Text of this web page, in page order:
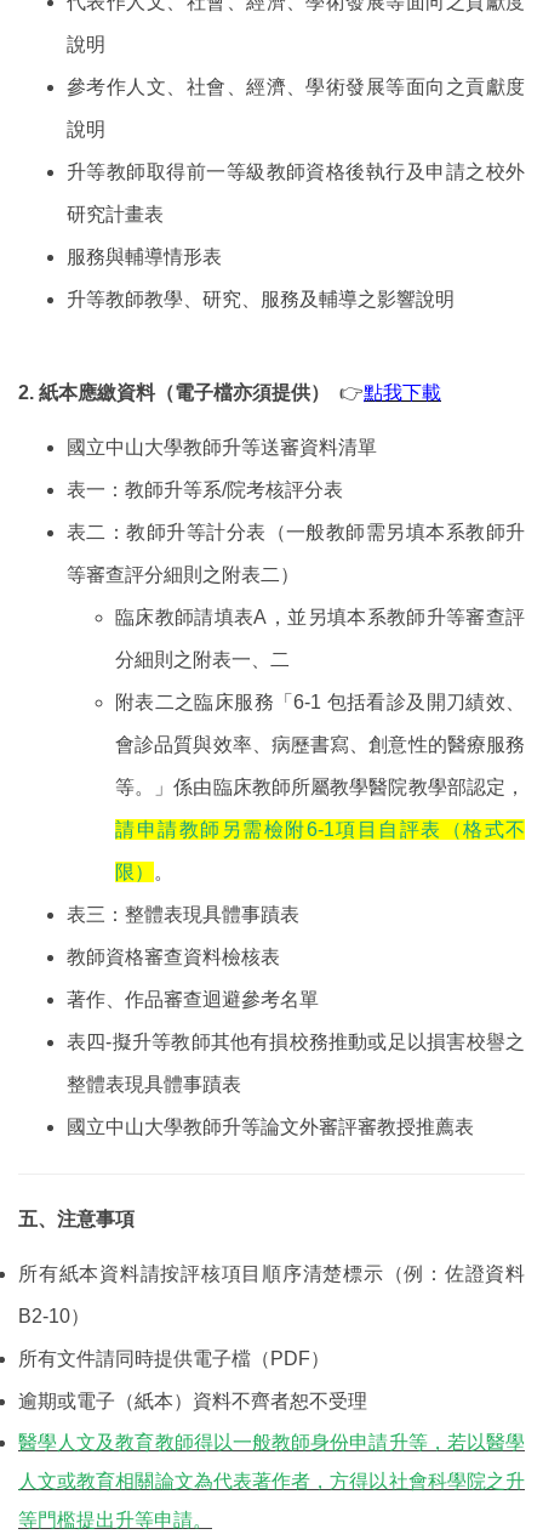
說明
參考作人文、社會、經濟、學術發展等面向之貢獻度
說明
升等教師取得前一等級教師資格後執行及申請之校外
研究計畫表
服務與輔導情形表
升等教師教學、研究、服務及輔導之影響說明
2. 紙本應繳資料（電子檔亦須提供） 👉點我下載
國立中山大學教師升等送審資料清單
表一：教師升等系/院考核評分表
表二：教師升等計分表（一般教師需另填本系教師升
等審查評分細則之附表二）
臨床教師請填表A，並另填本系教師升等審查評
分細則之附表一、二
附表二之臨床服務「6-1 包括看診及開刀績效、
會診品質與效率、病歷書寫、創意性的醫療服務
等。」係由臨床教師所屬教學醫院教學部認定，
請申請教師另需檢附6-1項目自評表（格式不
限） 。
表三：整體表現具體事蹟表
教師資格審查資料檢核表
著作、作品審查迴避參考名單
表四-擬升等教師其他有損校務推動或足以損害校譽之
整體表現具體事蹟表
國立中山大學教師升等論文外審評審教授推薦表
五、注意事項
所有紙本資料請按評核項目順序清楚標示（例：佐證資料
B2-10）
所有文件請同時提供電子檔（PDF）
逾期或電子（紙本）資料不齊者恕不受理
醫學人文及教育教師得以一般教師身份申請升等，若以醫學
人文或教育相關論文為代表著作者，方得以社會科學院之升
等門檻提出升等申請。